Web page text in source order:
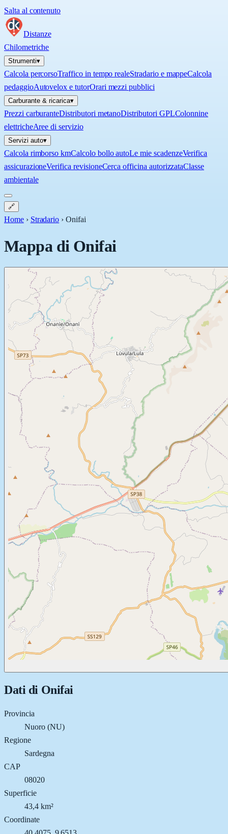
Salta al contenuto
Distanze
Chilometriche
Strumenti▾
Calcola percorsoTraffico in tempo realeStradario e mappeCalcola
pedaggioAutovelox e tutorOrari mezzi pubblici
Carburante & ricarica▾
Prezzi carburanteDistributori metanoDistributori GPLColonnine
elettricheAree di servizio
Servizi auto▾
Calcola rimborso kmCalcolo bollo autoLe mie scadenzeVerifica
assicurazioneVerifica revisioneCerca officina autorizzataClasse
ambientale
🔗
Home › Stradario ›Onifai
Mappa di Onifai
Dati di Onifai
Provincia
Nuoro (NU)
Regione
Sardegna
CAP
08020
Superficie
43,4 km²
Coordinate